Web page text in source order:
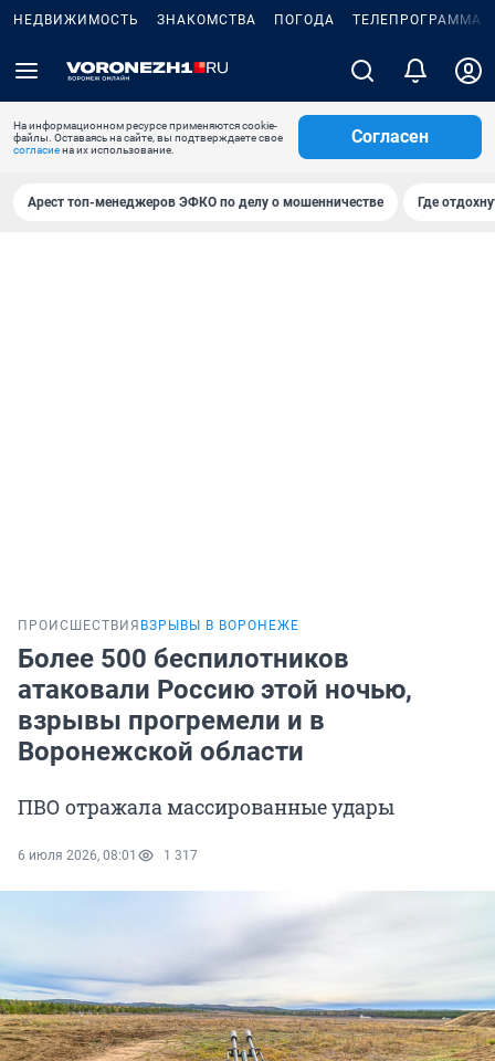
НЕДВИЖИМОСТЬ ЗНАКОМСТВА ПОГОДА ТЕЛЕПРОГРАММА
На информационном ресурсе применяются cookie-
файлы. Оставаясь на сайте, вы подтверждаете свое
согласиена их использование.
Согласен
Арест топ-менеджеров ЭФКО по делу о мошенничестве Где
ПРОИСШЕСТВИЯ ВЗРЫВЫ В ВОРОНЕЖЕ
Более 500 беспилотников
атаковали Россию этой ночью,
взрывы прогремели и в
Воронежской области
ПВО отражала массированные удары
6 июля 2026, 08:01 1 317